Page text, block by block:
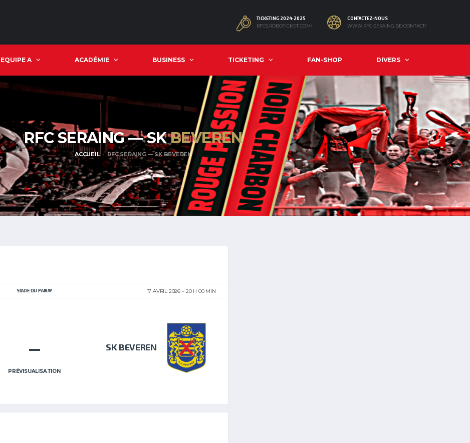
TICKETING 2024-2025
RFCS.ROBOTICKET.COM/
CONTACTEZ-NOUS
WWW.RFC-SERAING.BE/CONTACT/
EQUIPE A ACADÉMIE BUSINESS TICKETING FAN-SHOP DIVERS
RFC SERAING — SKBEVEREN
ACCUEIL RFC SERAING — SK BEVEREN
STADE DU PAIRAY 17 AVRIL 2026 20 H 00 MIN
SK BEVEREN
–
PRÉVISUALISATION